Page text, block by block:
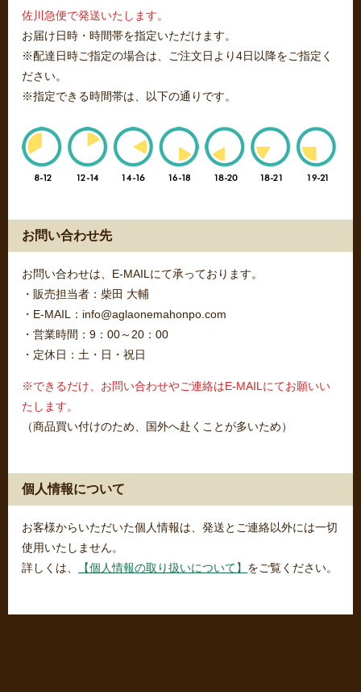
佐川急便で発送いたします。
お届け日時・時間帯を指定いただけます。
※配達日時ご指定の場合は、ご注文日より4日以降をご指定く
ださい。
※指定できる時間帯は、以下の通りです。
お問い合わせ先
お問い合わせは、E-MAILにて承っております。
・販売担当者：柴田 大輔
・E-MAIL：info@aglaonemahonpo.com
・営業時間：9：00～20：00
・定休日：土・日・祝日
※できるだけ、お問い合わせやご連絡はE-MAILにてお願いい
たします。
（商品買い付けのため、国外へ赴くことが多いため）
個人情報について
お客様からいただいた個人情報は、発送とご連絡以外には一切
使用いたしません。
詳しくは、
【個人情報の取り扱いについて】 をご覧ください。